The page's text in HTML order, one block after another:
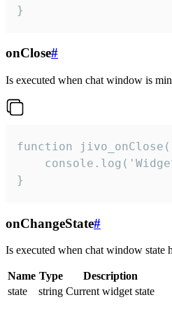
}
onClose#
Is executed when chat window is
function
}
onChangeState#
Is executed when chat window state
Name Type
Description
state
string Current widget state